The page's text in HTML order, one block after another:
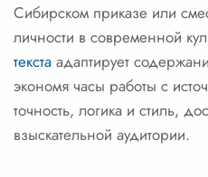
Сибирском приказе или
личности в современной
текста адаптирует
экономя часы работы с
точность, логика и стиль,
взыскательной аудитории.